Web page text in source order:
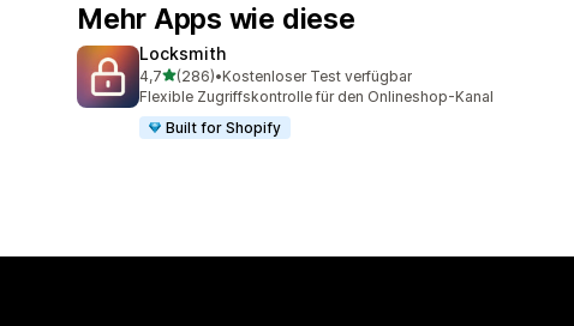
Mehr Apps wie diese
Locksmith
4,7von 5 Sternen
(286)
286 Rezensionen insgesamt
•Kostenloser Test verfügbar
Flexible Zugriffskontrolle für den Onlineshop-Kanal
Built for Shopify